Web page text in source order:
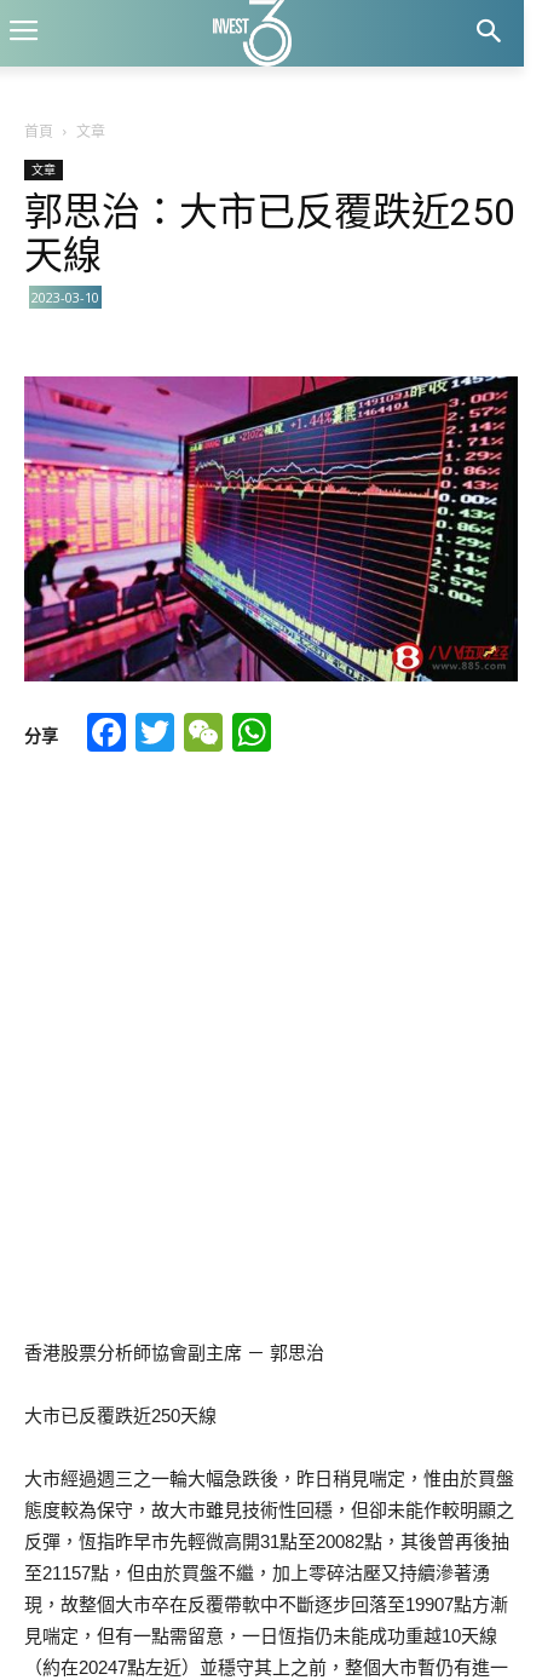
首頁 文章
文章
郭思治：大市已反覆跌近250
天線
2023-03-10
分享 Facebook
TwitterWeChat
香港股票分析師協會副主席 － 郭思治
大市已反覆跌近250天線
大市經過週三之一輪大幅急跌後，昨日稍見喘定，惟由於買盤
態度較為保守，故大市雖見技術性回穩，但卻未能作較明顯之
反彈，恆指昨早市先輕微高開31點至20082點，其後曾再後抽
至21157點，但由於買盤不繼，加上零碎沽壓又持續滲著湧
現，故整個大市卒在反覆帶軟中不斷逐步回落至19907點方漸
見喘定，但有一點需留意，一日恆指仍未能成功重越10天線
（約在20247點左近）並穩守其上之前，整個大市暫仍有進一